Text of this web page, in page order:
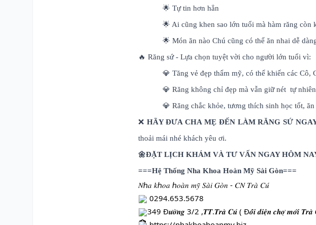
🌟 Tự tin hơn hẳn
🌟 Ai cũng khen sao lớn tuổi mà hàm răng còn
🌟 Món ăn nào Chú cũng có thể ăn nhai dễ
🔥 Răng sứ - Lựa chọn tuyệt vời cho người lớn tuổi vì:
💎 Tăng vẻ đẹp thẩm mỹ, có thể khiến các Cô,
💎 Răng không chỉ đẹp mà vẫn giữ nét tự
💎 Răng chắc khỏe, tương thích sinh học tốt,
❌ HÃY ĐƯA CHA MẸ ĐẾN LÀM RĂNG SỨ
thoải mái nhé khách yêu ơi.
🌼ĐẶT LỊCH KHÁM VÀ TƯ VẤN NGAY HÔM
===Hệ Thống Nha Khoa Hoàn Mỹ Sài Gòn===
𝑁ℎ𝑎 𝑘ℎ𝑜𝑎 ℎ𝑜𝑎̀𝑛 𝑚𝑦̃ 𝑆𝑎̀𝑖 𝐺𝑜̀𝑛 - 𝐶𝑁 𝑇𝑟𝑎̀ 𝐶𝑢́
0294.653.5678
349 Đ𝒖̛𝒐̛̀𝒏𝒈 3/2 ,𝑻𝑻.𝑻𝒓𝒂̀ 𝑪𝒖́ ( Đ𝒐̂́𝒊 𝒅𝒊𝒆̣̂𝒏 𝒄𝒉𝒐̛̣ 𝒎𝒐̛́𝒊 𝑻𝒓𝒂̀